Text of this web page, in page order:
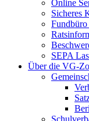
Online
Sicheres
SEPA
Über die VG-